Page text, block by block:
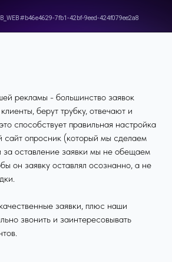
рекламы - большинство заявок
берут трубку, отвечают и
способствует правильная настройка
сайт опросник (который мы сделаем
за оставление заявки мы не обещаем
он заявку оставлял осознанно, а не
заявки, плюс наши
звонить и заинтересовывать